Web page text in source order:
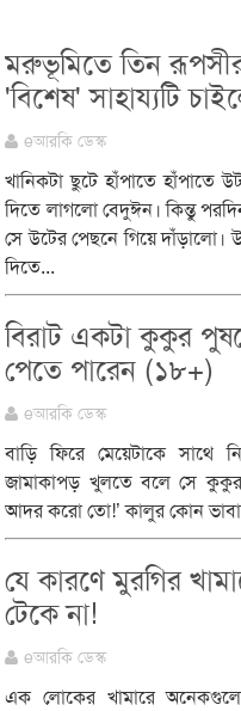
মরুভূমিতে তিন
'বিশেষ' সাহায্যটি
eআরকি ডেস্ক
খানিকটা ছুটে হাঁপাতে হাঁপাতে
দিতে লাগলো বেদুঈন। কিন্তু
সে উটের পেছনে গিয়ে
দিতে...
বিরাট একটা কুকুর
পেতে পারেন (১৮+)
eআরকি ডেস্ক
বাড়ি ফিরে মেয়েটাকে সাথে
জামাকাপড় খুলতে বলে সে
আদর করো তো!’ কালুর কোন
যে কারণে মুরগির
টেকে না!
eআরকি ডেস্ক
এক লোকের খামারে